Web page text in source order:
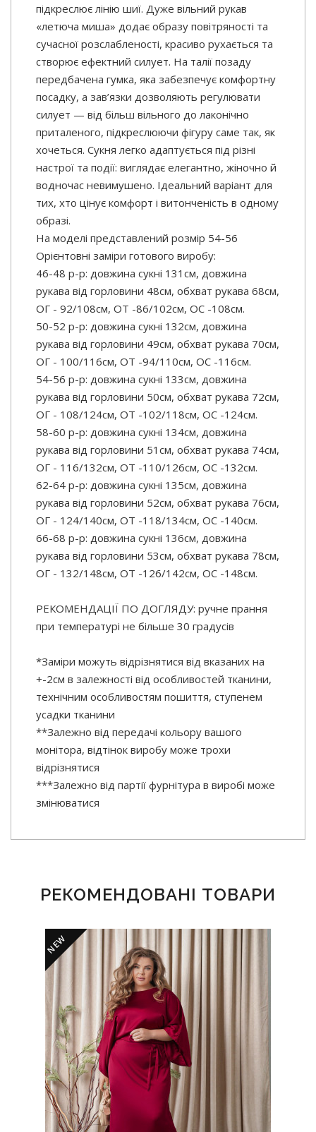
підкреслює лінію шиї. Дуже вільний рукав
«летюча миша» додає образу повітряності та
сучасної розслабленості, красиво рухається та
створює ефектний силует. На талії позаду
передбачена гумка, яка забезпечує комфортну
посадку, а зав’язки дозволяють регулювати
силует — від більш вільного до лаконічно
приталеного, підкреслюючи фігуру саме так, як
хочеться. Сукня легко адаптується під різні
настрої та події: виглядає елегантно, жіночно й
водночас невимушено. Ідеальний варіант для
тих, хто цінує комфорт і витонченість в одному
образі.
На моделі представлений розмір 54-56
Орієнтовні заміри готового виробу:
46-48 р-р: довжина сукні 131см, довжина
рукава від горловини 48см, обхват рукава 68см,
ОГ - 92/108см, ОТ -86/102см, OC -108см.
50-52 р-р: довжина сукні 132см, довжина
рукава від горловини 49см, обхват рукава 70см,
ОГ - 100/116см, ОТ -94/110см, OC -116см.
54-56 р-р: довжина сукні 133см, довжина
рукава від горловини 50см, обхват рукава 72см,
ОГ - 108/124см, ОТ -102/118см, OC -124см.
58-60 р-р: довжина сукні 134см, довжина
рукава від горловини 51см, обхват рукава 74см,
ОГ - 116/132см, ОТ -110/126см, OC -132см.
62-64 р-р: довжина сукні 135см, довжина
рукава від горловини 52см, обхват рукава 76см,
ОГ - 124/140см, ОТ -118/134см, OC -140см.
66-68 р-р: довжина сукні 136см, довжина
рукава від горловини 53см, обхват рукава 78см,
ОГ - 132/148см, ОТ -126/142см, OC -148см.
РЕКОМЕНДАЦІЇ ПО ДОГЛЯДУ: ручне прання
при температурі не більше 30 градусів
*Заміри можуть відрізнятися від вказаних на
+-2см в залежності від особливостей тканини,
технічним особливостям пошиття, ступенем
усадки тканини
**Залежно від передачі кольору вашого
монітора, відтінок виробу може трохи
відрізнятися
***Залежно від партії фурнітура в виробі може
змінюватися
РЕКОМЕНДОВАНІ ТОВАРИ
NEW